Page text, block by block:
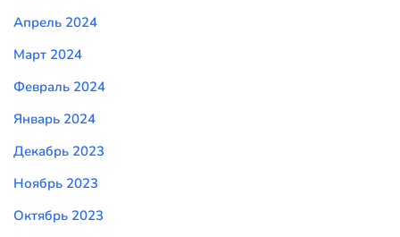
Апрель 2024
Март 2024
Февраль 2024
Январь 2024
Декабрь 2023
Ноябрь 2023
Октябрь 2023